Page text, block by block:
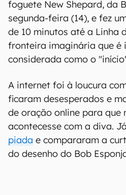
foguete New Shepard, da
segunda-feira (14), e fez
de 10 minutos até a Linha
fronteira imaginária que é
considerada como o
A internet foi à loucura
ficaram desesperados e
de oração online para que
acontecesse com a diva.
piada e compararam a
do desenho do Bob